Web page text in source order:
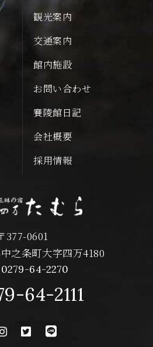
観光案内
交通案内
館内施設
お問い合わせ
賽陵館日記
会社概要
採用情報
377-0601
之条町大字四万4180
64-2270
64-2111